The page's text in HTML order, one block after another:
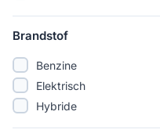
Peugeot 5008
Peugeot 508
Peugeot E-208
Peugeot E-3008
Peugeot E-308
Brandstof
Benzine
Elektrisch
Hybride